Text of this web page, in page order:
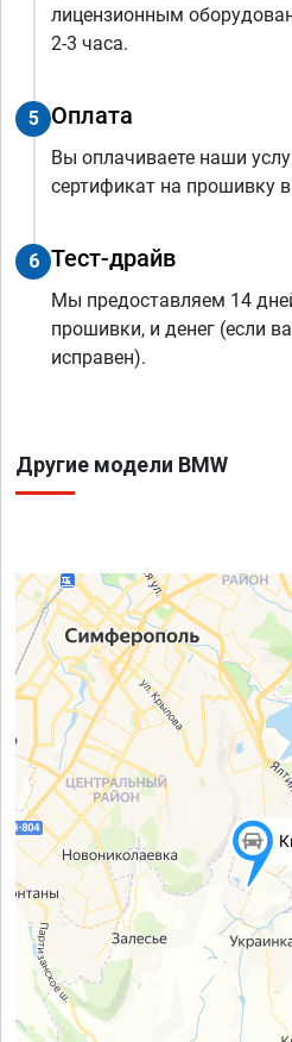
лицензионным
2-3 часа.
5 Оплата
Вы оплачиваете наши
сертификат на прошивку
6 Тест-драйв
Мы предоставляем 14
прошивки, и денег (если
исправен).
Другие модели BMW